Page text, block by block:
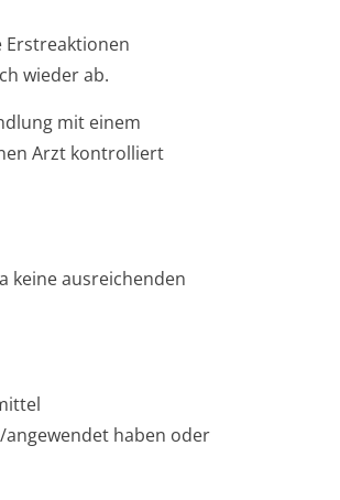
Erstreaktionen
wieder ab.
mit einem
Arzt kontrolliert
keine ausreichenden
haben oder